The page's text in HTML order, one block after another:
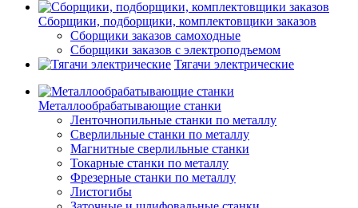
Сборщики, подборщики, комплектовщики заказов
Сборщики заказов самоходные
Сборщики заказов с электроподъемом
Тягачи электрические
Металлообрабатывающие станки
Ленточнопильные станки по металлу
Сверлильные станки по металлу
Магнитные сверлильные станки
Токарные станки по металлу
Фрезерные станки по металлу
Листогибы